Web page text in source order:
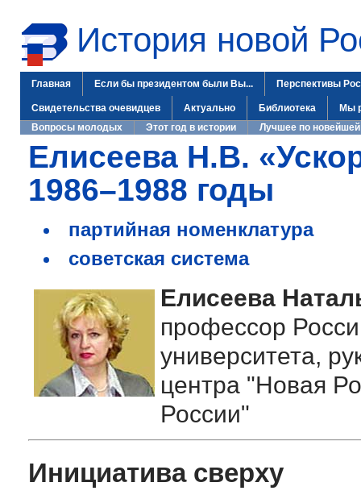
История новой
Главная Если бы президентом были Вы... Перспективы
Свидетельства очевидцев Актуально Библиотека
Мы
Вопросы молодых
Этот год в истории Лучшее по новейшей
Елисеева Н.В.
1986–1988 годы
партийная номенклатура
советская система
Елисеева
профессор
университета,
центра "Новая
России"
Инициатива сверху